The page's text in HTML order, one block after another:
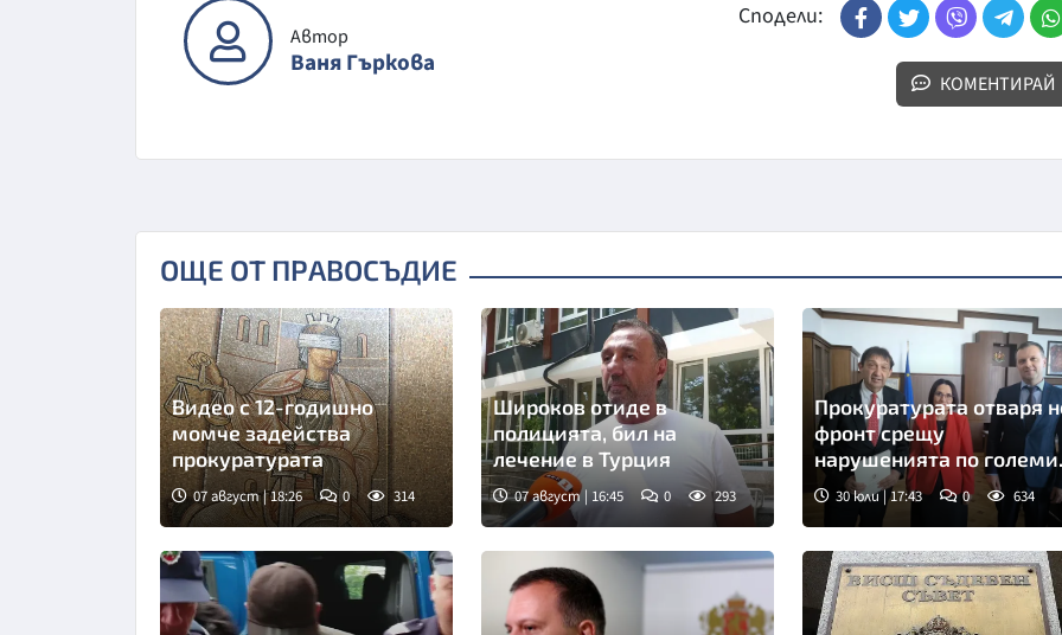
Автор
Ваня Гъркова
Сподели:
КОМЕНТИРАЙ
ОЩЕ ОТ ПРАВОСЪДИЕ
Видео с 12-годишно
момче задейства
прокуратурата
07 август | 18:26 0 314
Широков отиде в
полицията, бил на
лечение в Турция
07 август | 16:45 0 293
Прокуратурата отваря
фронт срещу
нарушенията по
пътища
30 юли | 17:43 0 634